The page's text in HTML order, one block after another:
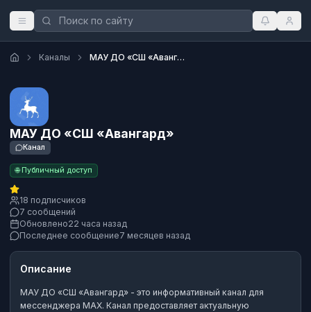
Каналы МАУ ДО «СШ «Авангард»
МАУ ДО «СШ «Авангард»
Канал
🌐 Публичный доступ
18 подписчиков
7 сообщений
Обновлено22 часа назад
Последнее сообщение7 месяцев назад
Описание
МАУ ДО «СШ «Авангард» - это информативный канал для
мессенджера MAX. Канал предоставляет актуальную